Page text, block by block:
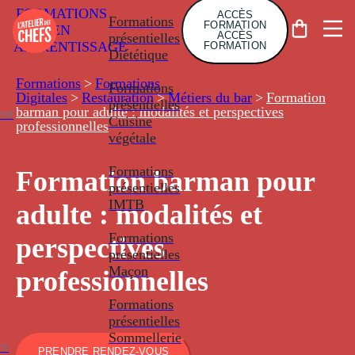
FORMATIONS
EN
APPRENTISSAGE
Formations
présentielles
Diététique
Formations
présentielles
Cuisine
végétale
Formations
présentielles
IMTB
Formations
présentielles
Maçon
Formations
présentielles
Sommellerie
ACCÈS
FORMATION
ACCÈS
FORMATION
Formations > Formations
Digitales > Restauration > Métiers du bar > Formation
barman pour adulte : modalités et perspectives
professionnelles
Formation barman pour
adulte : modalités et
perspectives
professionnelles
PRENDRE RENDEZ-VOUS